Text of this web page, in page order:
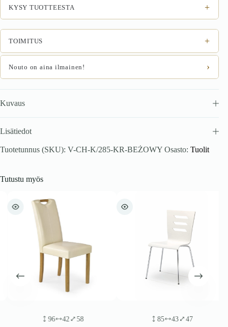
KYSY TUOTTEESTA +
TOIMITUS +
Nouto on aina ilmainen! ›
Kuvaus
Lisätiedot
Tuotetunnus (SKU): V-CH-K/285-KR-BEŻOWY Osasto: Tuolit
Tutustu myös
96 42 58 85 43 47